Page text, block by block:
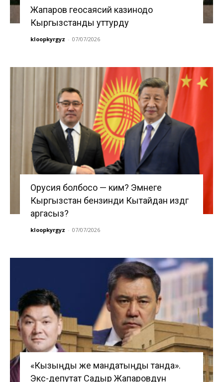
Жапаров геосаясий казинодо
Кыргызстанды уттурду
kloopkyrgyz - 07/07/2026
Орусия болбосо — ким? Эмнеге
Кыргызстан бензинди Кытайдан издөөгө
аргасыз?
kloopkyrgyz - 07/07/2026
«Кызыңды же мандатыңды танда».
Экс-депутат Садыр Жапаровдун